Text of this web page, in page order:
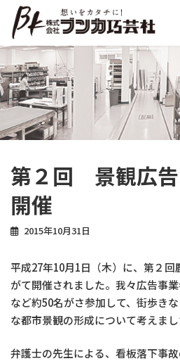
ン
ツ
へ
ス
キ
ッ
プ
ー
シ
ョ
ン
に
移
動
第２回 景観広告
開催
2015年10月31日
平成27年10月1日（木）に、第２
がて開催されました。我々広告事
など約50名がさ参加して、街歩き
な都市景観の形成について考えまし
弁護士の先生による、看板落下事